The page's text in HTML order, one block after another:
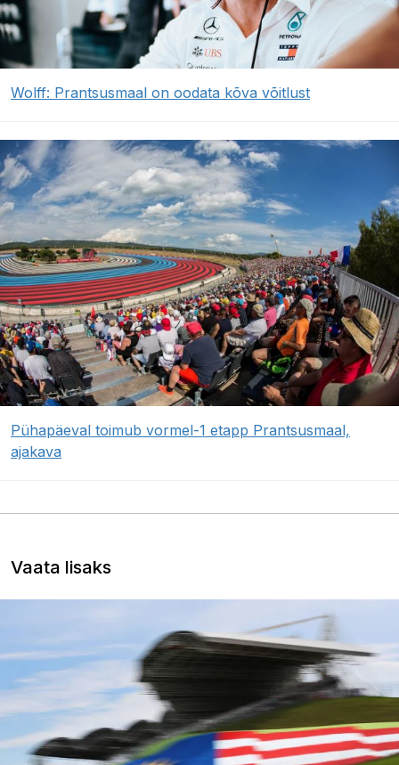
Wolff: Prantsusmaal on oodata kõva võitlust
Pühapäeval toimub vormel-1 etapp Prantsusmaal,
ajakava
Vaata lisaks